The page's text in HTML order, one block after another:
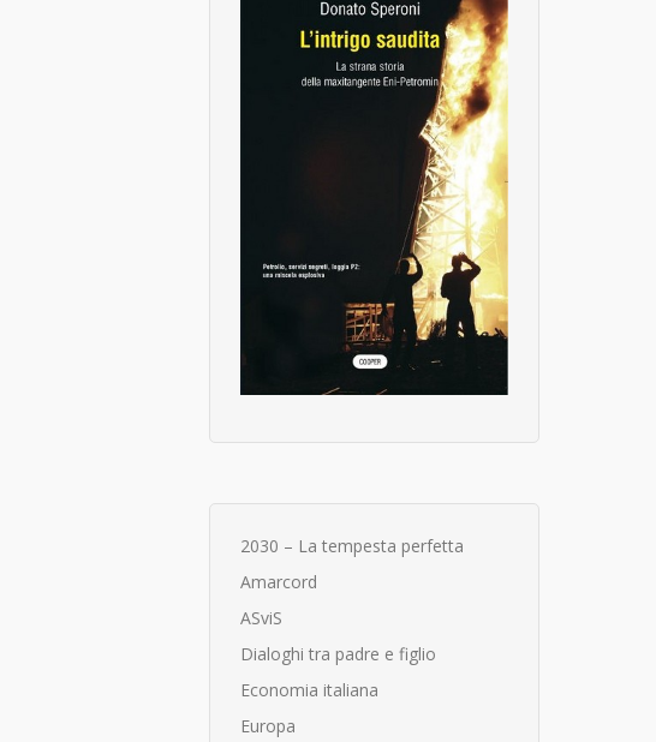
2030 – La tempesta perfetta
Amarcord
ASviS
Dialoghi tra padre e figlio
Economia italiana
Europa